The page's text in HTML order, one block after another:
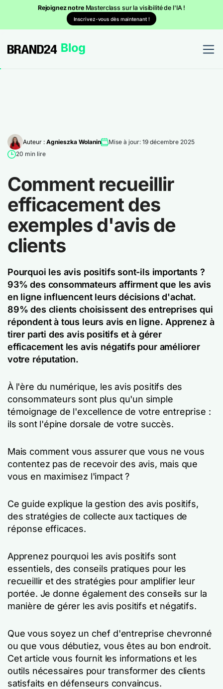
Rejoignez notre Masterclass sur la visibilité de l'IA !
Inscrivez-vous dès maintenant !
Auteur : Agnieszka Wolanin
Mise à jour: 19 décembre 2025
20 min lire
Comment recueillir
efficacement des
exemples d'avis de
clients
Pourquoi les avis positifs sont-ils importants ?
93% des consommateurs affirment que les avis
en ligne influencent leurs décisions d'achat.
89% des clients choisissent des entreprises qui
répondent à tous leurs avis en ligne. Apprenez à
tirer parti des avis positifs et à gérer
efficacement les avis négatifs pour améliorer
votre réputation.
À l'ère du numérique, les avis positifs des
consommateurs sont plus qu'un simple
témoignage de l'excellence de votre entreprise :
ils sont l'épine dorsale de votre succès.
Mais comment vous assurer que vous ne vous
contentez pas de recevoir des avis, mais que
vous en maximisez l'impact ?
Ce guide explique la gestion des avis positifs,
des stratégies de collecte aux tactiques de
réponse efficaces.
Apprenez pourquoi les avis positifs sont
essentiels, des conseils pratiques pour les
recueillir et des stratégies pour amplifier leur
portée. Je donne également des conseils sur la
manière de gérer les avis positifs et négatifs.
Que vous soyez un chef d'entreprise chevronné
ou que vous débutiez, vous êtes au bon endroit.
Cet article vous fournit les informations et les
outils nécessaires pour transformer des clients
satisfaits en défenseurs convaincus.